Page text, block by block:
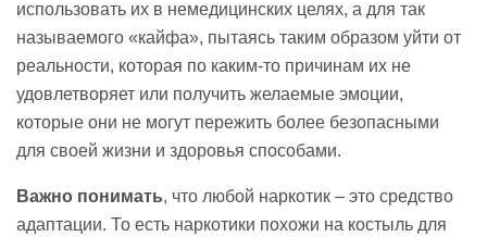
использовать их в немедицинских целях, а для так
называемого «кайфа», пытаясь таким образом уйти от
реальности, которая по каким-то причинам их не
удовлетворяет или получить желаемые эмоции,
которые они не могут пережить более безопасными
для своей жизни и здоровья способами.
Важно понимать, что любой наркотик – это средство
адаптации. То есть наркотики похожи на костыль для